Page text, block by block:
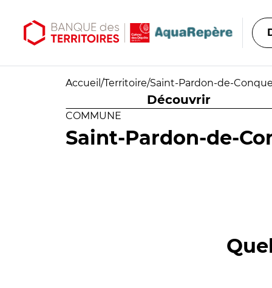
Accueil /Territoire/Saint-Pardon-de-
Découvrir
COMMUNE
Saint-Pardon-de-